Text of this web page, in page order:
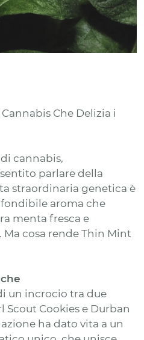
Che Delizia i
cannabis,
parlare della
straordinaria genetica è
aroma che
menta fresca e
cosa rende Thin Mint
un incrocio tra due
Scout Cookies e Durban
ha dato vita a un